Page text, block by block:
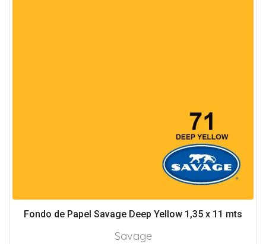
Fondo de Papel Savage Deep Yellow 1,35 x 11 mts
Savage